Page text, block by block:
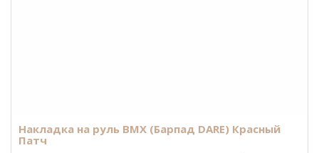
Накладка на руль BMX (Барпад DARE) Красный
Патч